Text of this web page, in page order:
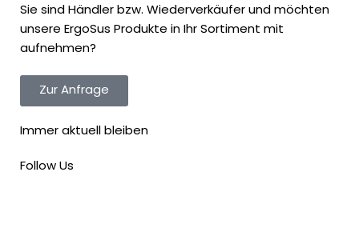
Sie sind Händler bzw. Wiederverkäufer und möchten
unsere ErgoSus Produkte in Ihr Sortiment mit
aufnehmen?
Zur Anfrage
Immer aktuell bleiben
Follow Us